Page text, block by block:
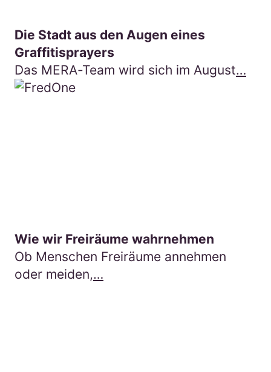
Die Stadt aus den Augen eines
Graffitisprayers
Das MERA-Team wird sich im August…
Wie wir Freiräume wahrnehmen
Ob Menschen Freiräume annehmen
oder meiden,…